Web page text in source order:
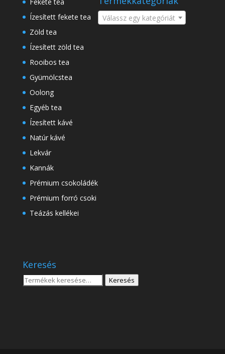
Ízesített fekete tea
Zöld tea
Ízesített zöld tea
Rooibos tea
Gyümölcstea
Oolong
Egyéb tea
Ízesített kávé
Natúr kávé
Lekvár
Kannák
Prémium csokoládék
Prémium forró csoki
Teázás kellékei
Válassz egy kategóriát
Keresés
Keresés
Keresés